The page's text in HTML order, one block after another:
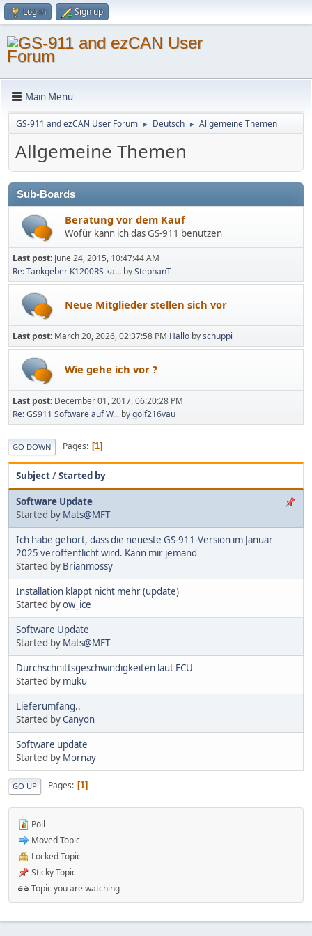
Log in Sign up
Main Menu
GS-911 and ezCAN User Forum ► Deutsch ► Allgemeine Themen
Allgemeine Themen
Sub-Boards
Beratung vor dem Kauf
Wofür kann ich das GS-911 benutzen
Last post: June 24, 2015, 10:47:44 AM
Re: Tankgeber K1200RS ka... byStephanT
Neue Mitglieder stellen sich vor
Last post: March 20, 2026, 02:37:58 PM Hallo byschuppi
Wie gehe ich vor ?
Last post: December 01, 2017, 06:20:28 PM
Re: GS911 Software auf W... bygolf216vau
GO DOWN Pages 1
Subject/Started by
Software Update
Started by Mats@MFT
Ich habe gehört, dass die neueste GS-911-Version im Januar
2025 veröffentlicht wird. Kann mir jemand
Started by Brianmossy
Installation klappt nicht mehr (update)
Started byow_ice
Software Update
Started by Mats@MFT
Durchschnittsgeschwindigkeiten laut ECU
Started by muku
Lieferumfang..
Started byCanyon
Software update
Started by Mornay
GO UP Pages 1
Poll
Moved Topic
Locked Topic
Sticky Topic
Topic you are watching